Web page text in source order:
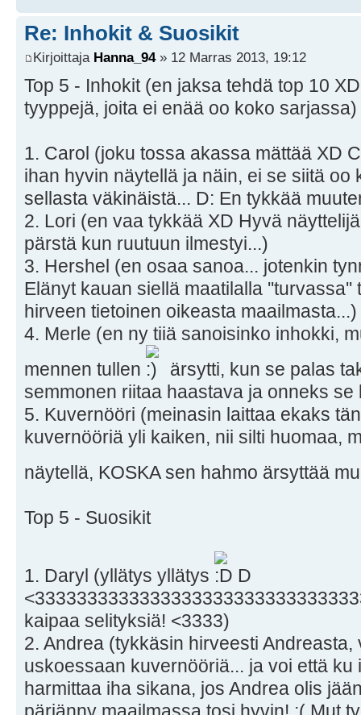
Re: Inhokit & Suosikit
Kirjoittaja Hanna_94» 12 Marras 2013, 19:12
Top 5 - Inhokit (en jaksa tehdä top 10
tyyppejä, joita ei enää oo koko sarjassa)
1. Carol (joku tossa akassa mättää XD
ihan hyvin näytellä ja näin, ei se siitä oo
sellasta väkinäistä... D: En tykkää
2. Lori (en vaa tykkää XD Hyvä
pärstä kun ruutuun ilmestyi...)
3. Hershel (en osaa sanoa... jotenkin
Elänyt kauan siellä maatilalla
hirveen tietoinen oikeasta maailmasta...)
4. Merle (en ny tiiä sanoisinko inhokki,
mennen tullen
ärsytti, kun se palas
semmonen riitaa haastava ja onneks se
5. Kuvernööri (meinasin laittaa ekaks
kuvernööriä yli kaiken, nii silti huomaa,
näytellä, KOSKA sen hahmo ärsyttää
Top 5 - Suosikit
1. Daryl (yllätys yllätys
D
kaipaa selityksiä! <3333)
2. Andrea (tykkäsin hirveesti
uskoessaan kuvernööriä... ja voi että
harmittaa iha sikana, jos Andrea olis
pärjänny maailmassa tosi hyvin! ;( Mut